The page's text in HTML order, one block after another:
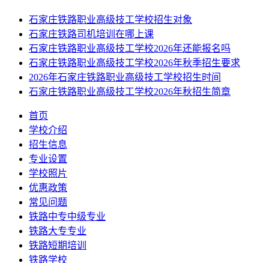
石家庄铁路职业高级技工学校招生对象
石家庄铁路司机培训在哪上课
石家庄铁路职业高级技工学校2026年还能报名吗
石家庄铁路职业高级技工学校2026年秋季招生要求
2026年石家庄铁路职业高级技工学校招生时间
石家庄铁路职业高级技工学校2026年秋招生简章
首页
学校介绍
招生信息
专业设置
学校照片
优惠政策
常见问题
铁路中专中级专业
铁路大专专业
铁路短期培训
铁路学校